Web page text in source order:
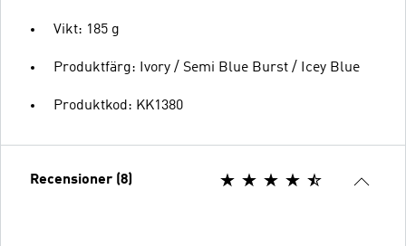
Vikt: 185 g
Produktfärg: Ivory / Semi Blue Burst / Icey Blue
Produktkod: KK1380
Recensioner (8)